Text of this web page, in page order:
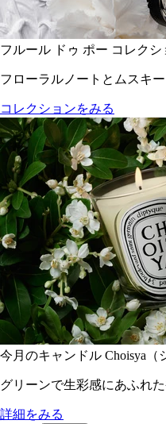
フルール ドゥ ポー コレクシ
フローラルノートとムスキ
コレクションをみる
今月のキャンドル Choisya（
グリーンで生彩感にあふれ
詳細をみる